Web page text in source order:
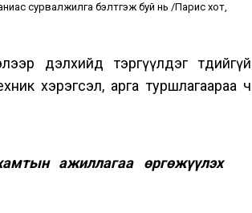
сурвалжилга бэлтгэж буй нь /Парис хот,
дэлхийд тэргүүлдэг төдийгүй
хэрэгсэл, арга туршлагаараа ч
ажиллагаа өргөжүүлэх